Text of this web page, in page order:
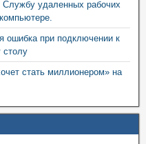
Службу удаленных рабочих
ошибка при подключении к
столу
стать миллионером» на